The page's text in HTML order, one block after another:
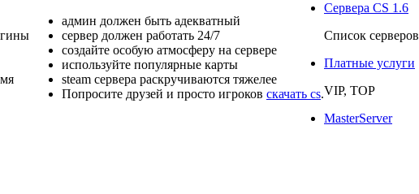
админ должен быть адекватный
сервер должен работать 24/7
создайте особую атмосферу на сервере
используйте популярные карты
steam сервера раскручиваются тяжелее
Попросите друзей и просто игроков скачать cs.
Сервера CS 1.6
Список серверов
Платные услуги
VIP, TOP
MasterServer